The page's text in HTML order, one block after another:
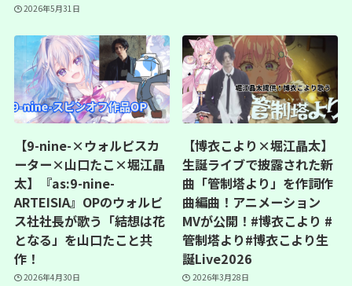
2026年5月31日
【9-nine-×ウォルピスカ
ーター×山口たこ×堀江晶
太】『as:9-nine-
ARTEISIA』OPのウォルピ
ス社社長が歌う「結想は花
となる」を山口たこと共
作！
2026年4月30日
【博衣こより×堀江晶太】
生誕ライブで披露された新
曲「管制塔より」を作詞作
曲編曲！アニメーション
MVが公開！#博衣こより #
管制塔より#博衣こより生
誕Live2026
2026年3月28日